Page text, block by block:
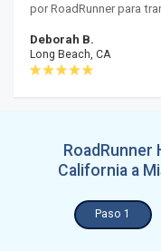
por RoadRunner para
Deborah B.
Long Beach, CA
RoadRunner
California a
Paso 1